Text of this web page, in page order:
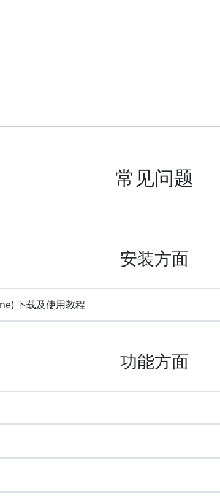
常见问题
安装方面
下载及使用教程
功能方面